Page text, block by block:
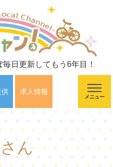
日更新してもう6年目！
求人情報
メニュー
ん